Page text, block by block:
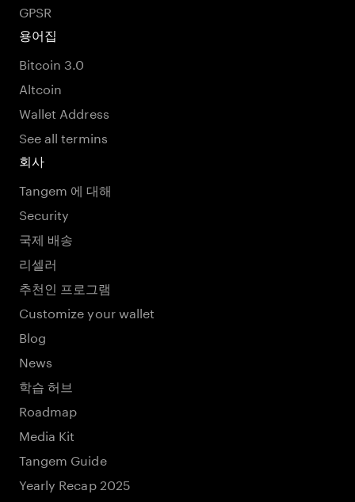
GPSR
용어집
Bitcoin 3.0
Altcoin
Wallet Address
See all termins
회사
Tangem 에 대해
Security
국제 배송
리셀러
추천인 프로그램
Customize your wallet
Blog
News
학습 허브
Roadmap
Media Kit
Tangem Guide
Yearly Recap 2025